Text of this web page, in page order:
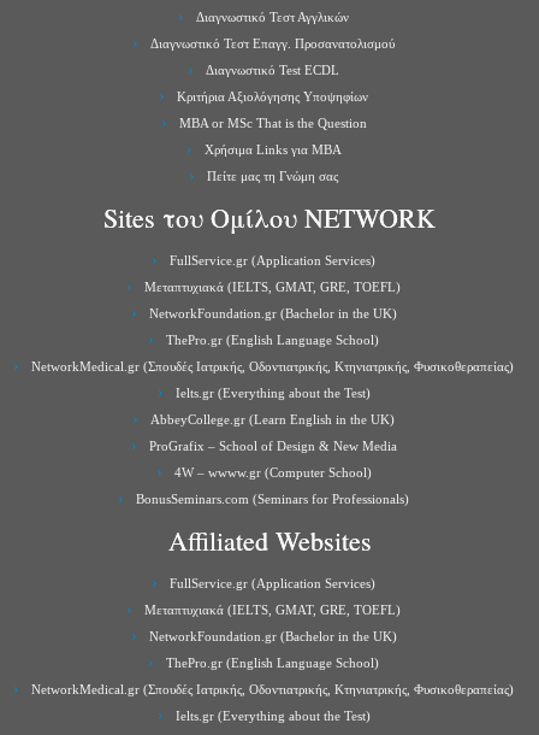
Διαγνωστικό Τεστ Αγγλικών
Διαγνωστικό Τεστ Επαγγ. Προσανατολισμού
Διαγνωστικό Test ECDL
Κριτήρια Αξιολόγησης Υποψηφίων
MBA or MSc That is the Question
Χρήσιμα Links για ΜBA
Πείτε μας τη Γνώμη σας
Sites του Ομίλου NETWORK
FullService.gr (Application Services)
Μεταπτυχιακά (IELTS, GMAT, GRE, TOEFL)
NetworkFoundation.gr (Bachelor in the UK)
ThePro.gr (English Language School)
NetworkMedical.gr (Σπουδές Ιατρικής, Οδοντιατρικής, Κτηνιατρικής, Φυσικοθεραπείας)
Ielts.gr (Everything about the Test)
AbbeyCollege.gr (Learn English in the UK)
ProGrafix – School of Design & New Media
4W – wwww.gr (Computer School)
BonusSeminars.com (Seminars for Professionals)
Affiliated Websites
FullService.gr (Application Services)
Μεταπτυχιακά (IELTS, GMAT, GRE, TOEFL)
NetworkFoundation.gr (Bachelor in the UK)
ThePro.gr (English Language School)
NetworkMedical.gr (Σπουδές Ιατρικής, Οδοντιατρικής, Κτηνιατρικής, Φυσικοθεραπείας)
Ielts.gr (Everything about the Test)